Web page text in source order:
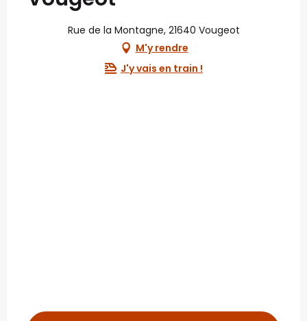
Rue de la Montagne, 21640 Vougeot
M'y rendre
J'y vais en train !